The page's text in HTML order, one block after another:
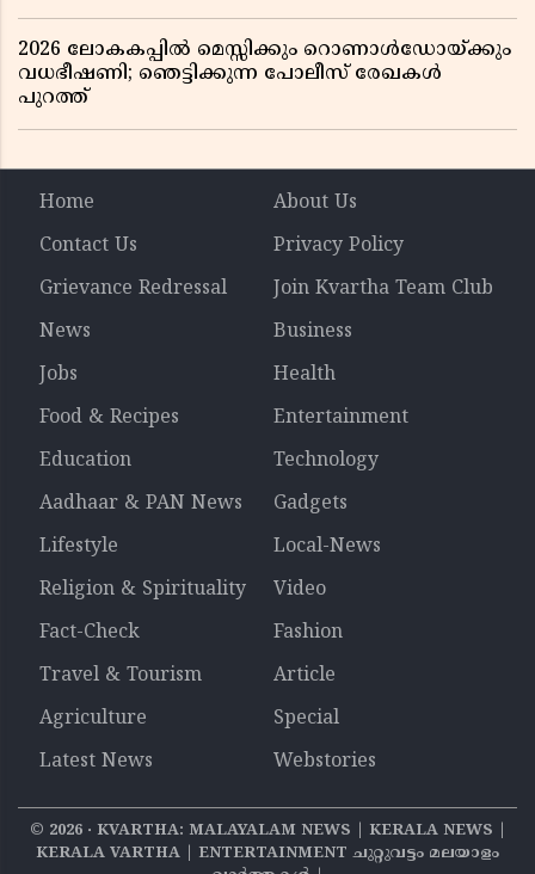
2026 ലോകകപ്പിൽ മെസ്സിക്കും റൊണാൾഡോയ്ക്കും
വധഭീഷണി; ഞെട്ടിക്കുന്ന പോലീസ് രേഖകൾ
പുറത്ത്
Home
About Us
Contact Us
Privacy Policy
Grievance Redressal
Join Kvartha Team Club
News
Business
Jobs
Health
Food & Recipes
Entertainment
Education
Technology
Aadhaar & PAN News
Gadgets
Lifestyle
Local-News
Religion & Spirituality
Video
Fact-Check
Fashion
Travel & Tourism
Article
Agriculture
Special
Latest News
Webstories
© 2026‧ KVARTHA: MALAYALAM NEWS | KERALA NEWS |
KERALA VARTHA | ENTERTAINMENT ചുറ്റുവട്ടം മലയാളം